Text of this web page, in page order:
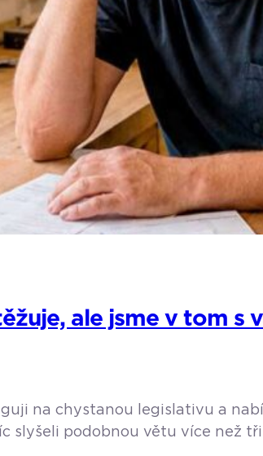
ale jsme v tom s
na chystanou legislativu a
slyšeli podobnou větu více než